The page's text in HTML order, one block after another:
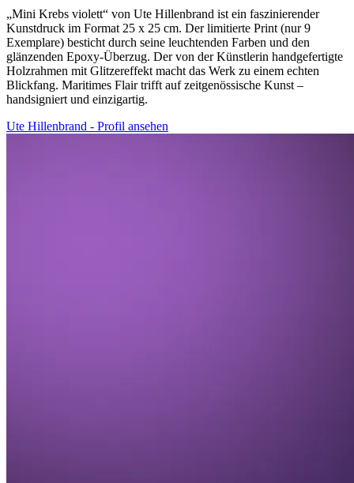
„Mini Krebs violett“ von Ute Hillenbrand ist ein faszinierender
Kunstdruck im Format 25 x 25 cm. Der limitierte Print (nur 9
Exemplare) besticht durch seine leuchtenden Farben und den
glänzenden Epoxy-Überzug. Der von der Künstlerin handgefertigte
Holzrahmen mit Glitzereffekt macht das Werk zu einem echten
Blickfang. Maritimes Flair trifft auf zeitgenössische Kunst –
handsigniert und einzigartig.
Ute Hillenbrand - Profil ansehen